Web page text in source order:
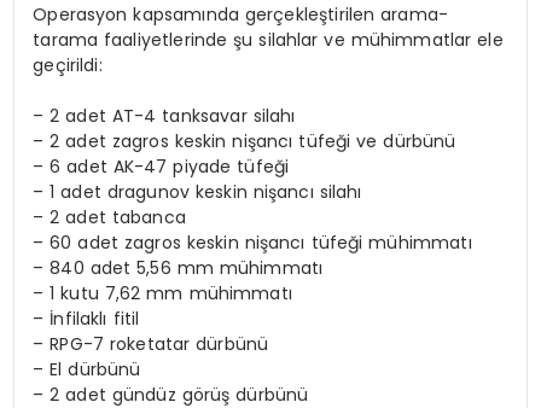
Operasyon kapsamında gerçekleştirilen arama-
tarama faaliyetlerinde şu silahlar ve mühimmatlar ele
geçirildi:
– 2 adet AT-4 tanksavar silahı
– 2 adet zagros keskin nişancı tüfeği ve dürbünü
– 6 adet AK-47 piyade tüfeği
– 1 adet dragunov keskin nişancı silahı
– 2 adet tabanca
– 60 adet zagros keskin nişancı tüfeği mühimmatı
– 840 adet 5,56 mm mühimmatı
– 1 kutu 7,62 mm mühimmatı
– İnfilaklı fitil
– RPG-7 roketatar dürbünü
– El dürbünü
– 2 adet gündüz görüş dürbünü